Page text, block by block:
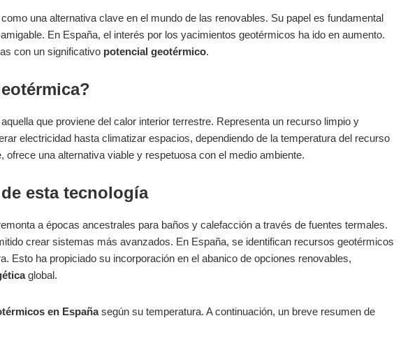
una alternativa clave en el mundo de las renovables. Su papel es fundamental
En España, el interés por los yacimientos geotérmicos ha ido en aumento.
con un significativo potencial geotérmico.
que proviene del calor interior terrestre. Representa un recurso limpio y
electricidad hasta climatizar espacios, dependiendo de la temperatura del recurso
ofrece una alternativa viable y respetuosa con el medio ambiente.
esta tecnología
a épocas ancestrales para baños y calefacción a través de fuentes termales.
crear sistemas más avanzados. En España, se identifican recursos geotérmicos
Esto ha propiciado su incorporación en el abanico de opciones renovables,
global.
en Españasegún su temperatura. A continuación, un breve resumen de